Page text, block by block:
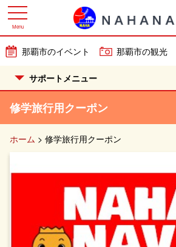
那覇市のイベント 那覇市の観光
Menu
サポートメニュー
修学旅行用クーポン
ホーム > 修学旅行用クーポン